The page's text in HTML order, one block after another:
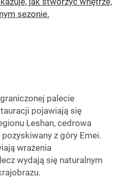
sezonie.
palecie
pojawiają się
Leshan, cedrowa
z góry Emei.
wrażenia
wydają się naturalnym